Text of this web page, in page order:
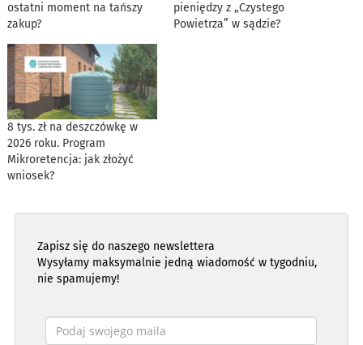
ostatni moment na tańszy
zakup?
pieniędzy z „Czystego
Powietrza” w sądzie?
8 tys. zł na deszczówkę w
2026 roku. Program
Mikroretencja: jak złożyć
wniosek?
Zapisz się do naszego newslettera
Wysyłamy maksymalnie jedną wiadomość w tygodniu,
nie spamujemy!